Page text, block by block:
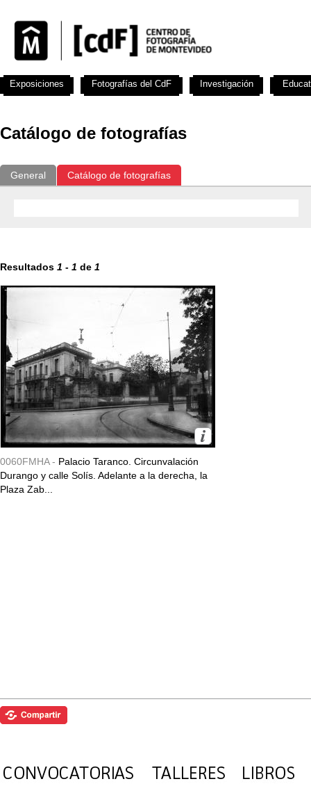
Catálogo de fotografías
General Catálogo de fotografías
Resultados 1 - 1 de 1
0060FMHA - Palacio Taranco. Circunvalación
Durango y calle Solís. Adelante a la derecha, la
Plaza Zab...
Exposiciones Fotografías del CdF Investigación